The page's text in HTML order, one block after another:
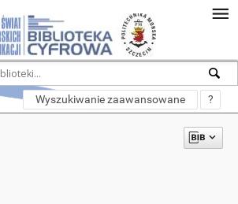
Wyszukiwanie zaawansowane ?